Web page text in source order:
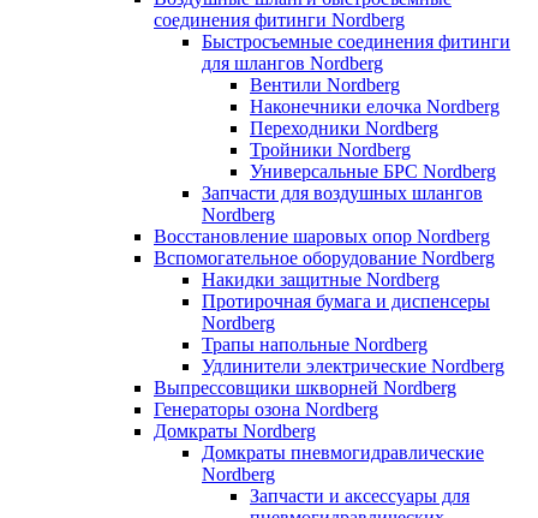
соединения фитинги Nordberg
Быстросъемные соединения фитинги
для шлангов Nordberg
Вентили Nordberg
Наконечники елочка Nordberg
Переходники Nordberg
Тройники Nordberg
Универсальные БРС Nordberg
Запчасти для воздушных шлангов
Nordberg
Восстановление шаровых опор Nordberg
Вспомогательное оборудование Nordberg
Накидки защитные Nordberg
Протирочная бумага и диспенсеры
Nordberg
Трапы напольные Nordberg
Удлинители электрические Nordberg
Выпрессовщики шкворней Nordberg
Генераторы озона Nordberg
Домкраты Nordberg
Домкраты пневмогидравлические
Nordberg
Запчасти и аксессуары для